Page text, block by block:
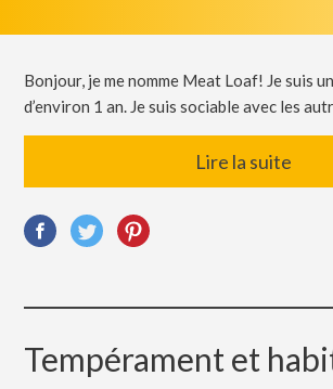
Bonjour, je me nomme Meat Loaf! Je suis
d’environ 1 an. Je suis sociable avec les
Lire la suite
Tempérament et